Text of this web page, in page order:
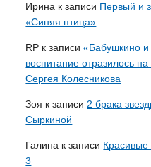
Ирина к записи Первый и
«Синяя птица»
RP к записи«Бабушкино
воспитание отразилось
Сергея Колесникова
Зоя к записи 2 брака
Сыркиной
Галина к записи Красивые
3